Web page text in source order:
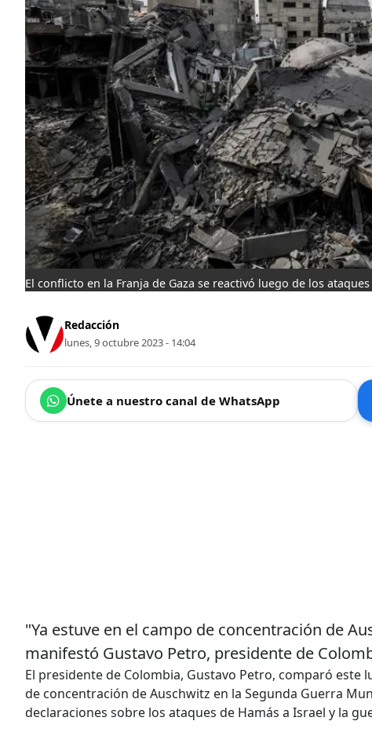
El conflicto en la Franja de Gaza se reactivó luego de los
Redacción
lunes, 9 octubre 2023 - 14:04
Únete a nuestro canal de WhatsApp
"Ya estuve en el campo de concentración de
manifestó Gustavo Petro, presidente de
El presidente de Colombia, Gustavo Petro, comparó este
de concentración de Auschwitz en la Segunda Guerra
declaraciones sobre los ataques de Hamás a Israel y la